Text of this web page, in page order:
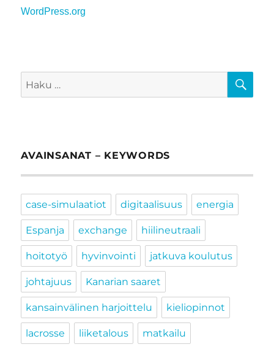
WordPress.org
Etsi:
AVAINSANAT – KEYWORDS
case-simulaatiot digitaalisuus energia
Espanja exchange hiilineutraali
hoitotyö hyvinvointi jatkuva koulutus
johtajuus Kanarian saaret
kansainvälinen harjoittelu kieliopinnot
lacrosse liiketalous matkailu